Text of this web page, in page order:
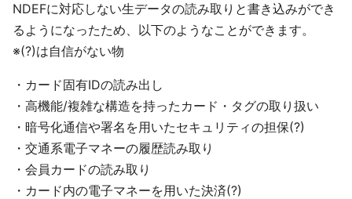
NDEFに対応しない生データの読み取りと書き込みができ
るようになったため、以下のようなことができます。
※(?)は自信がない物
・カード固有IDの読み出し
・高機能/複雑な構造を持ったカード・タグの取り扱い
・暗号化通信や署名を用いたセキュリティの担保(?)
・交通系電子マネーの履歴読み取り
・会員カードの読み取り
・カード内の電子マネーを用いた決済(?)